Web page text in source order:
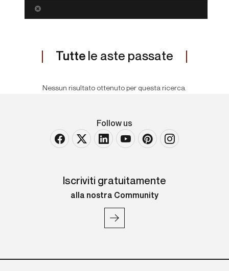
Tutte le aste passate
Nessun risultato ottenuto per questa ricerca.
Follow us
Iscriviti gratuitamente
alla nostra Community